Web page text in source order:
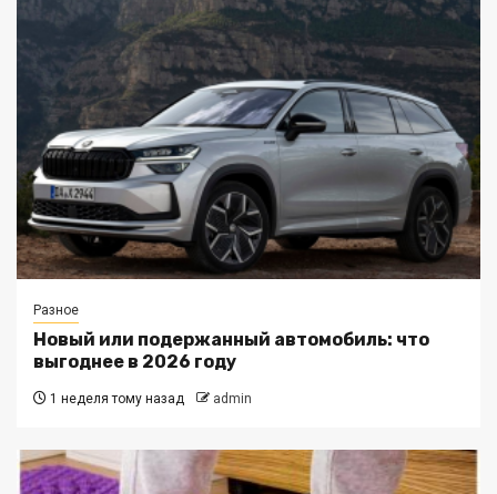
Разное
Новый или подержанный автомобиль: что
выгоднее в 2026 году
1 неделя тому назад admin